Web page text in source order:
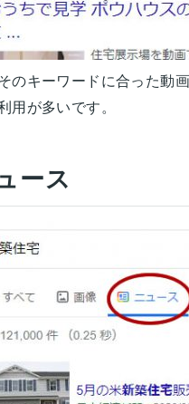
のキーワードに合った動
用が多いです。
ース